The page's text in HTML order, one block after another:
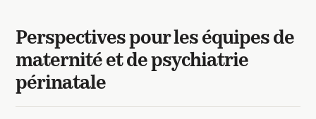
Perspectives pour les équipes de
maternité et de psychiatrie
périnatale